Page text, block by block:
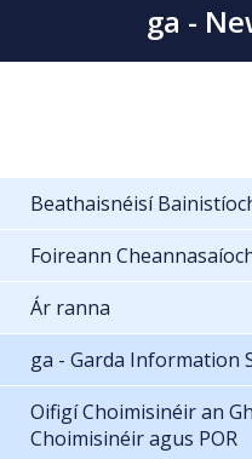
ga -
Beathaisnéisí
Foireann
Ár ranna
ga - Garda Information
Oifigí Choimisinéir an
Choimisinéir agus POR